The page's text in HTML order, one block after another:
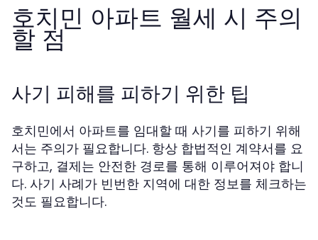
호치민 아파트 월세 시 주의
할 점
사기 피해를 피하기 위한 팁
호치민에서 아파트를 임대할 때 사기를 피하기 위해
서는 주의가 필요합니다. 항상 합법적인 계약서를 요
구하고, 결제는 안전한 경로를 통해 이루어져야 합니
다. 사기 사례가 빈번한 지역에 대한 정보를 체크하는
것도 필요합니다.